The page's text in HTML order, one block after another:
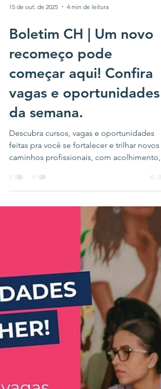
15 de out. de 2025 4 min de leitura
Boletim CH | Um novo
recomeço pode
começar aqui! Confira
Descubra cursos, vagas e oportunidades
feitas pra você se fortalecer e trilhar novos
caminhos profissionais, com acolhimento,
escuta e propósito.